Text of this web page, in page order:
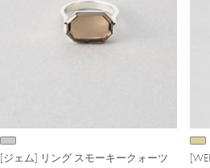
[ジェム] リング スモーキークォーツ